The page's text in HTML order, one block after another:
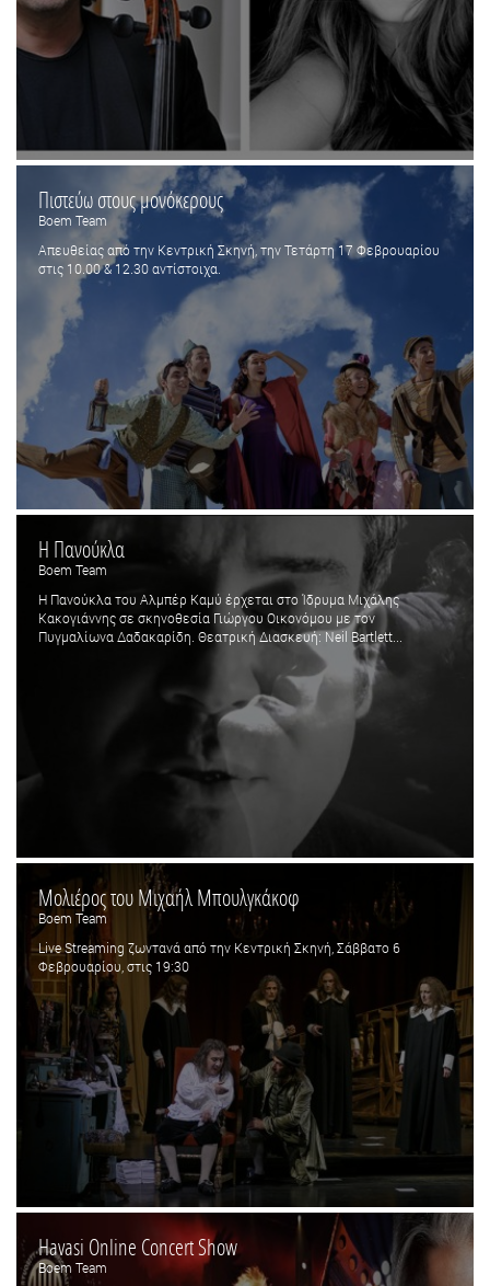
Πιστεύω στους μονόκερους
Boem Team
Απευθείας από την Κεντρική Σκηνή, την Τετάρτη 17 Φεβρουαρίου
στις 10.00 & 12.30 αντίστοιχα.
Η Πανούκλα
Boem Team
Η Πανούκλα του Αλμπέρ Καμύ έρχεται στο Ίδρυμα Μιχάλης
Κακογιάννης σε σκηνοθεσία Γιώργου Οικονόμου με τον
Πυγμαλίωνα Δαδακαρίδη. Θεατρική Διασκευή: Neil Bartlett...
Μολιέρος του Μιχαήλ Μπουλγκάκοφ
Boem Team
Live Streaming ζωντανά από την Κεντρική Σκηνή, Σάββατο 6
Φεβρουαρίου, στις 19:30
Havasi Online Concert Show
Boem Team